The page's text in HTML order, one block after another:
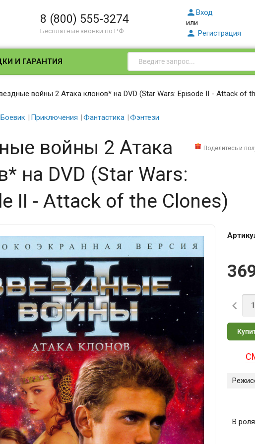
8 (800) 555-3274
Бесплатные звонки по РФ
Вход
или
 Регистрация
И ГАРАНТИЯ
войны 2 Атака клонов* на DVD (Star Wars: Episode II - Attack of
Боевик Приключения Фантастика Фэнтези
Поделитесь и
войны 2 Атака
на DVD (Star Wars:
II - Attack of the Clones)

В